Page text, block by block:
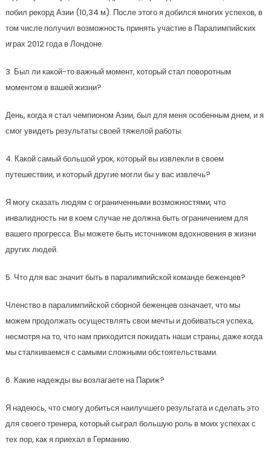
побил рекорд Азии (10,34 м). После этого я добился многих успехов, в
том числе получил возможность принять участие в Паралимпийских
играх 2012 года в Лондоне.
3. Был ли какой-то важный момент, который стал поворотным
моментом в вашей жизни?
День, когда я стал чемпионом Азии, был для меня особенным днем, и я
смог увидеть результаты своей тяжелой работы.
4. Какой самый большой урок, который вы извлекли в своем
путешествии, и который другие могли бы у вас извлечь?
Я могу сказать людям с ограниченными возможностями, что
инвалидность ни в коем случае не должна быть ограничением для
вашего прогресса. Вы можете быть источником вдохновения в жизни
других людей.
5. Что для вас значит быть в паралимпийской команде беженцев?
Членство в паралимпийской сборной беженцев означает, что мы
можем продолжать осуществлять свои мечты и добиваться успеха,
несмотря на то, что нам приходится покидать наши страны, даже когда
мы сталкиваемся с самыми сложными обстоятельствами.
6. Какие надежды вы возлагаете на Париж?
Я надеюсь, что смогу добиться наилучшего результата и сделать это
для своего тренера, который сыграл большую роль в моих успехах с
тех пор, как я приехал в Германию.